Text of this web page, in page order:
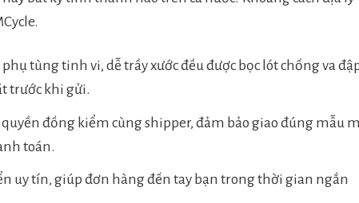
phụ tùng tinh vi, dễ trầy xước đều được bọc lót chống va
trước khi gửi.
đồng kiểm cùng shipper, đảm bảo giao đúng mẫu
toán.
uy tín, giúp đơn hàng đến tay bạn trong thời gian ngắn